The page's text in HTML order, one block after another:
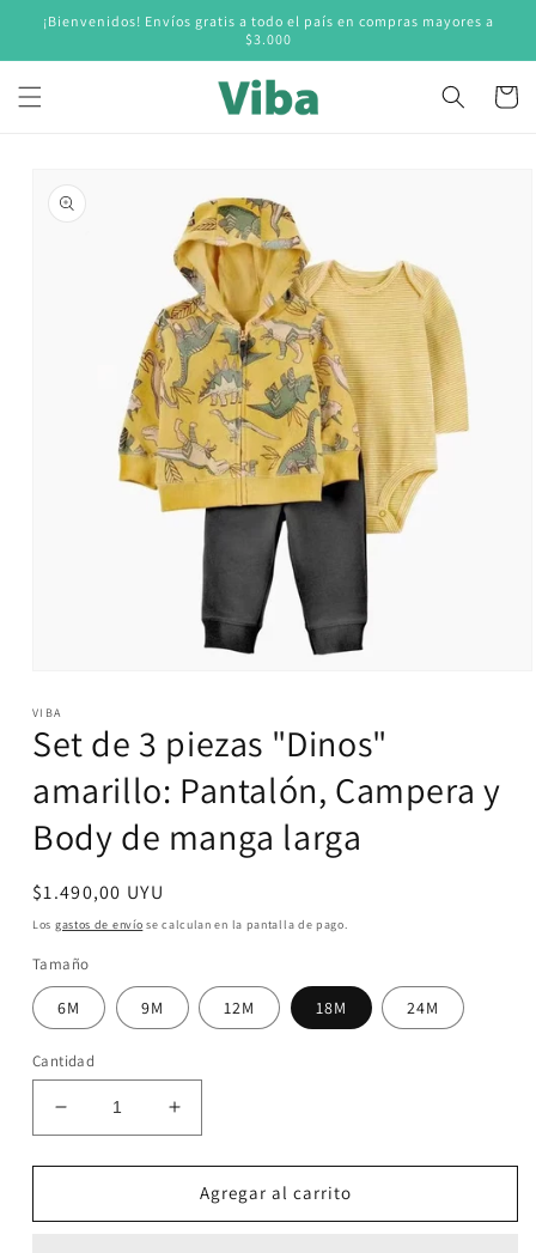
directamente
¡Bienvenidos! Envíos gratis a todo el país en compras mayores a
$3.000
Carrito
información
multimedia
1
en
ventana
modal
VIBA
Set de 3 piezas "Dinos"
amarillo: Pantalón, Campera y
Body de manga larga
Precio
habitual
$1.490,00 UYU
Los gastos de envío se calculan en la pantalla de pago.
Tamaño
6M 9M 12M 18M 24M
Cantidad
Reducir
cantidad
para
de
Aumentar
cantidad
para
Set
de
Agregar al carrito